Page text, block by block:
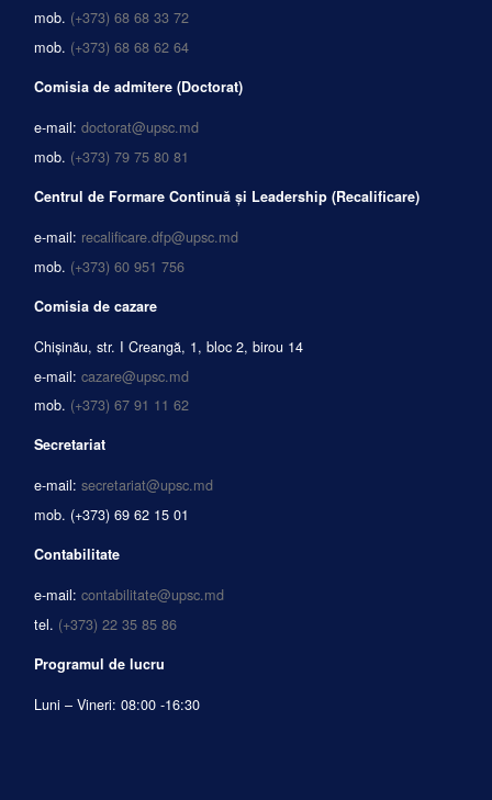
mob. (+373) 68 68 33 72
mob. (+373) 68 68 62 64
Comisia de admitere (Doctorat)
e-mail: doctorat@upsc.md
mob. (+373) 79 75 80 81
Centrul de Formare Continuă și Leadership (Recalificare)
e-mail: recalificare.dfp@upsc.md
mob. (+373) 60 951 756
Comisia de cazare
Chișinău, str. I Creangă, 1, bloc 2, birou 14
e-mail: cazare@upsc.md
mob. (+373) 67 91 11 62
Secretariat
e-mail: secretariat@upsc.md
mob. (+373) 69 62 15 01
Contabilitate
e-mail: contabilitate@upsc.md
tel. (+373) 22 35 85 86
Programul de lucru
Luni – Vineri: 08:00 -16:30